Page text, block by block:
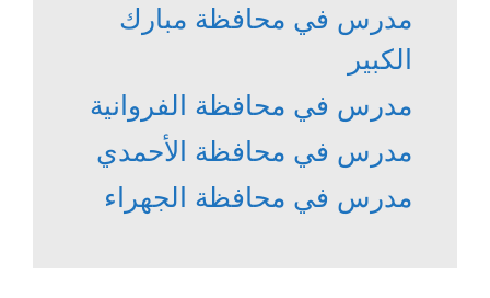
مدرس في محافظة مبارك
الكبير
مدرس في محافظة الفروانية
مدرس في محافظة الأحمدي
مدرس في محافظة الجهراء